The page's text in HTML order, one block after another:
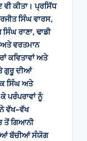
ਕੀਤਾ। ਪ੍ਰਸਿੱਧ
ਸਿੰਘ ਵਾਰਸ,
ਰਾਣਾ, ਢਾਡੀ
ਅਤੇ ਵਰਤਮਾਨ
ਕਵਿਤਾਵਾਂ ਅਤੇ
ਗੁਰੂ ਦੀਆਂ
ਸਿੰਘ ਅਤੇ
ਪਰੰਪਰਾਵਾਂ ਨੂੰ
ਨੇ ਵੱਖ-ਵੱਖ
ਤੋਂ ਗਿਆਨੀ
ਬੱਚੀਆਂ ਸੰਯੋਗ